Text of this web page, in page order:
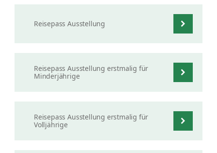
Reisepass Ausstellung
Reisepass Ausstellung erstmalig für
Minderjährige
Reisepass Ausstellung erstmalig für
Volljährige